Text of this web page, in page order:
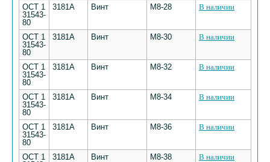
ОСТ 1
31543-
80
3181А Винт М8-28 В наличии
ОСТ 1
31543-
80
3181А Винт М8-30 В наличии
ОСТ 1
31543-
80
3181А Винт М8-32 В наличии
ОСТ 1
31543-
80
3181А Винт М8-34 В наличии
ОСТ 1
31543-
80
3181А Винт М8-36 В наличии
ОСТ 1
3181А Винт М8-38 В наличии